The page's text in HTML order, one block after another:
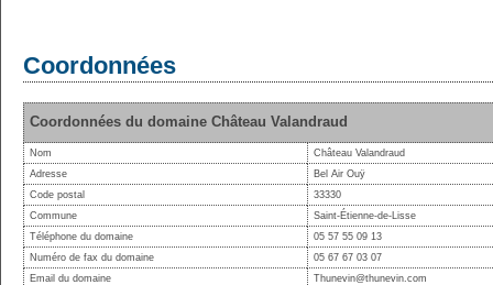
Coordonnées
Coordonnées du domaine Château Valandraud
Nom
Château Valandraud
Adresse
Bel Air Ouÿ
Code postal
33330
Commune
Saint-Étienne-de-Lisse
Téléphone du domaine
05 57 55 09 13
Numéro de fax du domaine
05 67 67 03 07
Email du domaine
Thunevin@thunevin.com